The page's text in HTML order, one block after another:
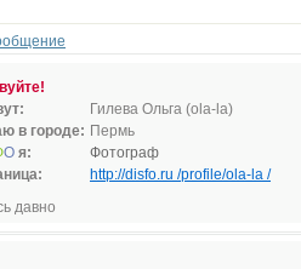
Гилева Ольга (ola-la)
в городе: Пермь
О я:
Фотограф
http://disfo.ru /profile/ola-la /
давно